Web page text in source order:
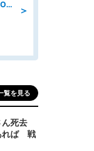
＞
マシンオペレーター/未経験OK/日払いOK/交替制/20・30・40代活躍中/製造 工場
覧を見る
ん死去
れば 戦